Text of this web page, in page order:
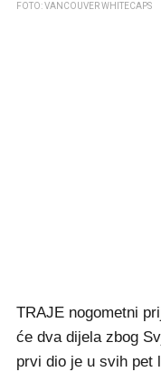
FOTO: VANCOUVER WHITECAPS
TRAJE nogometni
će dva dijela zbog
prvi dio je u svih pet